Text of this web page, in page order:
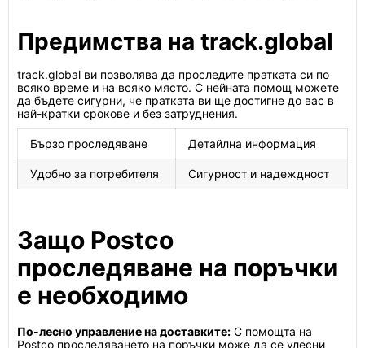
Предимства на track.global
track.global ви позволява да проследите пратката си по
всяко време и на всяко място. С нейната помощ можете
да бъдете сигурни, че пратката ви ще достигне до вас в
най-кратки срокове и без затруднения.
Бързо проследяване Детайлна информация
Удобно за потребителя Сигурност и надеждност
Защо Postco
проследяване на поръчки
е необходимо
По-лесно управление на доставките: С помощта на
Postco проследяването на поръчки може да се улесни